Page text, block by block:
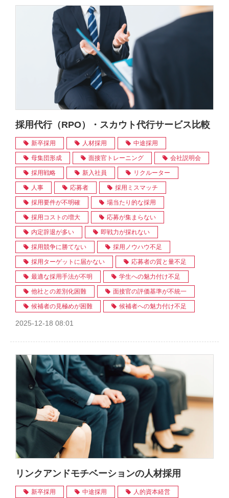
採用代行（RPO）・スカウト代行サービス比較
新卒採用 人材採用 中途採用
母集団形成 面接官トレーニング 会社説明会
採用戦略 新入社員 リクルーター
人事 応募者 採用ミスマッチ
採用要件が不明確 場当たり的な採用
採用コストの増大 応募が集まらない
内定辞退が多い 即戦力が採れない
採用競争に勝てない 採用ノウハウ不足
採用ターゲットに届かない 応募者の質と量不足
最適な採用手法が不明 学生への魅力付け不足
他社との差別化困難 面接官の評価基準が不統一
候補者の見極めが困難 候補者への魅力付け不足
2025-12-18 08:01
リンクアンドモチベーションの人材採用
新卒採用 中途採用 人的資本経営